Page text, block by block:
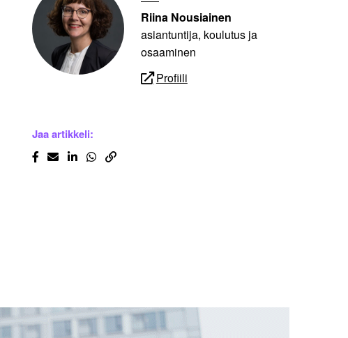
Riina Nousiainen
asiantuntija, koulutus ja
osaaminen
Profiili
Jaa artikkeli: